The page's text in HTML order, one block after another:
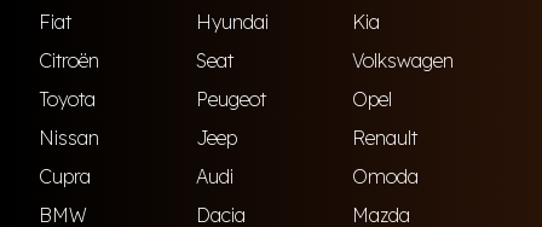
Fiat Hyundai
Kia
Citroën
Seat
Volkswagen
Toyota
Peugeot
Opel
Nissan
Jeep
Renault
Cupra
Audi
Omoda
BMW
Dacia Mazda